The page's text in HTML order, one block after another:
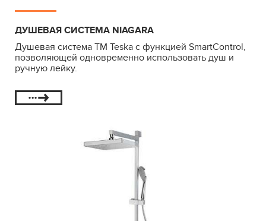
ДУШЕВАЯ СИСТЕМА NIAGARA
Душевая система ТМ Teska с функцией SmartControl,
позволяющей одновременно использовать душ и
ручную лейку.